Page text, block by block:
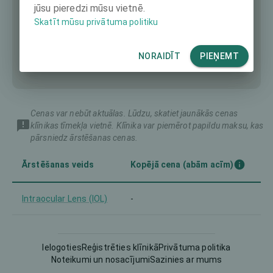
Cenas var nebūt aktuālas. Lūdzu, skatiet jaunākās cenas
klīnikas tīmekļa vietnē. Klīnika var piemērot papildu maksu, kas
pārsniedz ārstēšanas cenas.
Ārstēšanas veids Kopējā cena (abām acīm)
Intraocular Lens (IOL) -
IelogotiesReģistrēties klīnikāPrivātuma politika
Noteikumi un nosacījumiSazinies ar mums
jūsu pieredzi mūsu vietnē.
Skatīt mūsu privātuma politiku
NORAIDĪT PIEŅEMT